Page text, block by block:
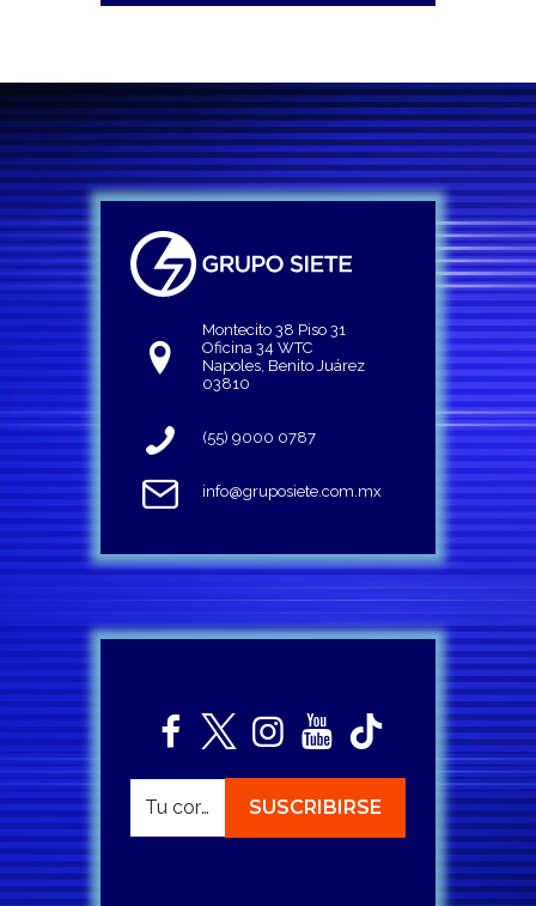
Montecito 38 Piso 31
Oficina 34 WTC
Napoles, Benito Juárez
03810
(55) 9000 0787
info@gruposiete.com.mx